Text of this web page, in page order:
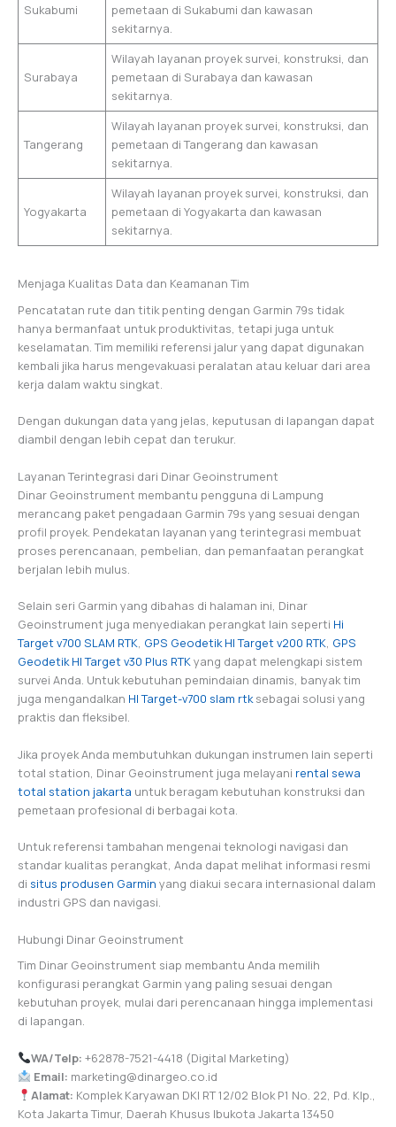
Sukabumi
pemetaan di Sukabumi dan kawasan
sekitarnya.
Surabaya
Wilayah layanan proyek survei, konstruksi, dan
pemetaan di Surabaya dan kawasan
sekitarnya.
Tangerang
Wilayah layanan proyek survei, konstruksi, dan
pemetaan di Tangerang dan kawasan
sekitarnya.
Yogyakarta
Wilayah layanan proyek survei, konstruksi, dan
pemetaan di Yogyakarta dan kawasan
sekitarnya.
Menjaga Kualitas Data dan Keamanan Tim
Pencatatan rute dan titik penting dengan Garmin 79s tidak
hanya bermanfaat untuk produktivitas, tetapi juga untuk
keselamatan. Tim memiliki referensi jalur yang dapat digunakan
kembali jika harus mengevakuasi peralatan atau keluar dari area
kerja dalam waktu singkat.
Dengan dukungan data yang jelas, keputusan di lapangan dapat
diambil dengan lebih cepat dan terukur.
Layanan Terintegrasi dari Dinar Geoinstrument
Dinar Geoinstrument membantu pengguna di Lampung
merancang paket pengadaan Garmin 79s yang sesuai dengan
profil proyek. Pendekatan layanan yang terintegrasi membuat
proses perencanaan, pembelian, dan pemanfaatan perangkat
berjalan lebih mulus.
Selain seri Garmin yang dibahas di halaman ini, Dinar
Geoinstrument juga menyediakan perangkat lain seperti Hi
Target v700 SLAM RTK, GPS Geodetik HI Target v200 RTK, GPS
Geodetik HI Target v30 Plus RTKyang dapat melengkapi sistem
survei Anda. Untuk kebutuhan pemindaian dinamis, banyak tim
juga mengandalkan HI Target-v700 slam rtksebagai solusi yang
praktis dan fleksibel.
Jika proyek Anda membutuhkan dukungan instrumen lain seperti
total station, Dinar Geoinstrument juga melayani rental sewa
total station jakarta untuk beragam kebutuhan konstruksi dan
pemetaan profesional di berbagai kota.
Untuk referensi tambahan mengenai teknologi navigasi dan
standar kualitas perangkat, Anda dapat melihat informasi resmi
di situs produsen Garmin yang diakui secara internasional dalam
industri GPS dan navigasi.
Hubungi Dinar Geoinstrument
Tim Dinar Geoinstrument siap membantu Anda memilih
konfigurasi perangkat Garmin yang paling sesuai dengan
kebutuhan proyek, mulai dari perencanaan hingga implementasi
di lapangan.
WA/Telp: +62878-7521-4418 (Digital Marketing)
Email: marketing@dinargeo.co.id
Alamat: Komplek Karyawan DKI RT 12/02 Blok P1 No. 22, Pd. Klp.,
Kota Jakarta Timur, Daerah Khusus Ibukota Jakarta 13450